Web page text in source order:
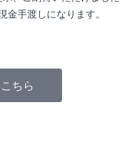
金手渡しになります。
ちら